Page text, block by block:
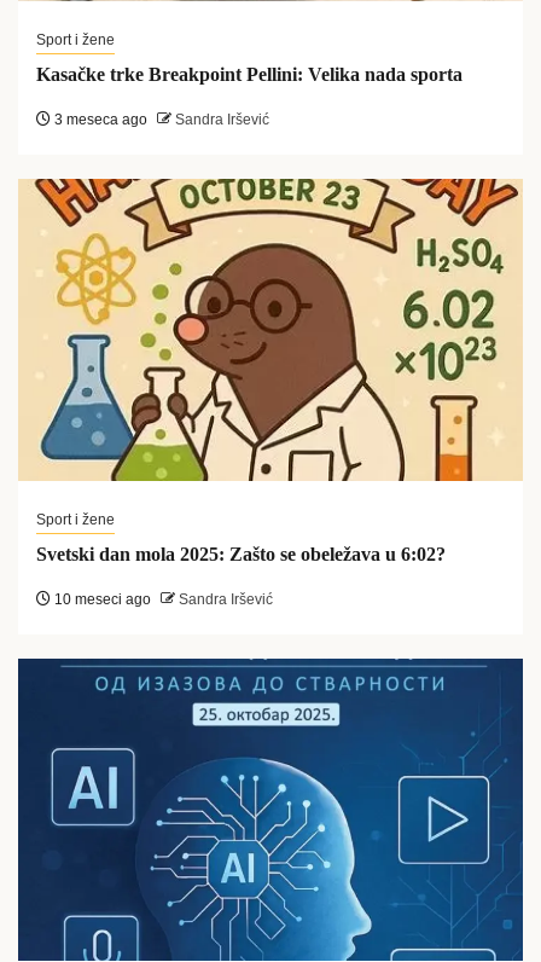
Sport i žene
Kasačke trke Breakpoint Pellini: Velika nada sporta
3 meseca ago Sandra Iršević
Sport i žene
Svetski dan mola 2025: Zašto se obeležava u 6:02?
10 meseci ago Sandra Iršević